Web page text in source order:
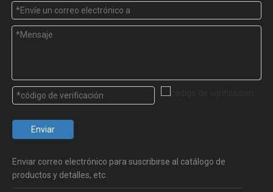
Enviar
Enviar correo electrónico para suscribirse al catálogo de
productos y detalles, etc.